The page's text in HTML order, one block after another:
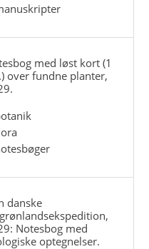
med løst kort (1
over fundne planter,
danske
Notesbog med
optegnelser.